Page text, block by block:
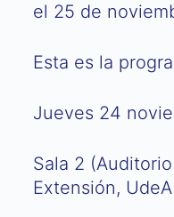
el 25 de
Esta es la
Jueves 24
Sala 2
Extensión, UdeA